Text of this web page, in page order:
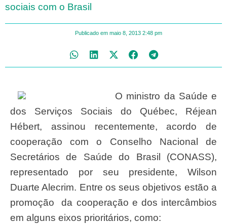
sociais com o Brasil
Publicado em maio 8, 2013 2:48 pm
O ministro da Saúde e
dos Serviços Sociais do Québec, Réjean
Hébert, assinou recentemente, acordo de
cooperação com o Conselho Nacional de
Secretários de Saúde do Brasil (CONASS),
representado por seu presidente, Wilson
Duarte Alecrim. Entre os seus objetivos estão a
promoção da cooperação e dos intercâmbios
em alguns eixos prioritários, como: